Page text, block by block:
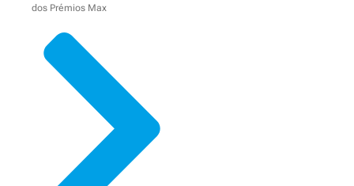
dos Prémios Max